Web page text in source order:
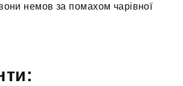
немов за помахом чарівної